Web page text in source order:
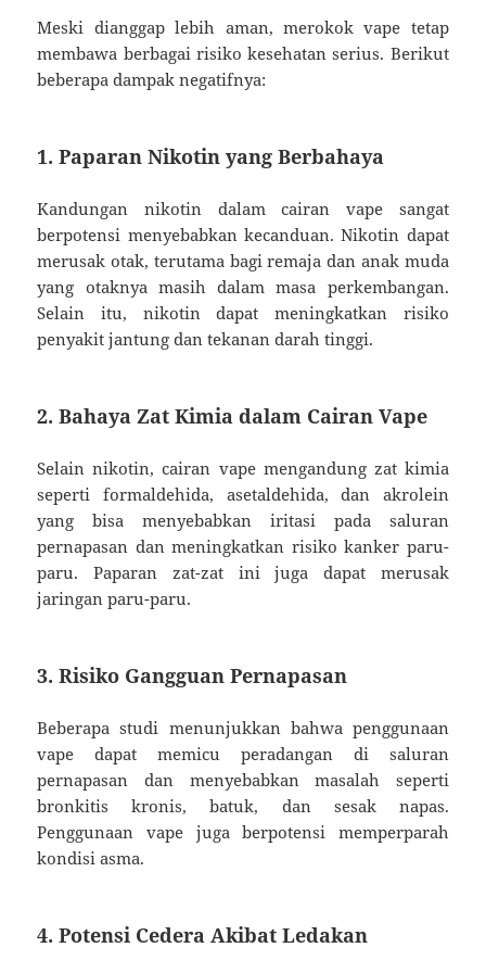
Meski dianggap lebih aman, merokok vape tetap
membawa berbagai risiko kesehatan serius. Berikut
beberapa dampak negatifnya:
1. Paparan Nikotin yang Berbahaya
Kandungan nikotin dalam cairan vape sangat
berpotensi menyebabkan kecanduan. Nikotin dapat
merusak otak, terutama bagi remaja dan anak muda
yang otaknya masih dalam masa perkembangan.
Selain itu, nikotin dapat meningkatkan risiko
penyakit jantung dan tekanan darah tinggi.
2. Bahaya Zat Kimia dalam Cairan Vape
Selain nikotin, cairan vape mengandung zat kimia
seperti formaldehida, asetaldehida, dan akrolein
yang bisa menyebabkan iritasi pada saluran
pernapasan dan meningkatkan risiko kanker paru-
paru. Paparan zat-zat ini juga dapat merusak
jaringan paru-paru.
3. Risiko Gangguan Pernapasan
Beberapa studi menunjukkan bahwa penggunaan
vape dapat memicu peradangan di saluran
pernapasan dan menyebabkan masalah seperti
bronkitis kronis, batuk, dan sesak napas.
Penggunaan vape juga berpotensi memperparah
kondisi asma.
4. Potensi Cedera Akibat Ledakan